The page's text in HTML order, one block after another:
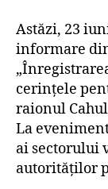
Astăzi, 23
informare
cerințele
raionul
La
ai sectorului
autorităților